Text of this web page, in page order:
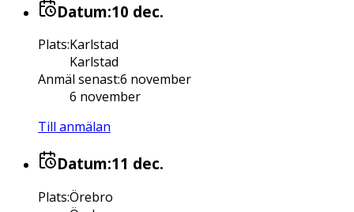
Datum:10 dec.
Plats:Karlstad
Karlstad
Anmäl senast:6 november
6 november
Till anmälan
Datum:11 dec.
Plats:Örebro